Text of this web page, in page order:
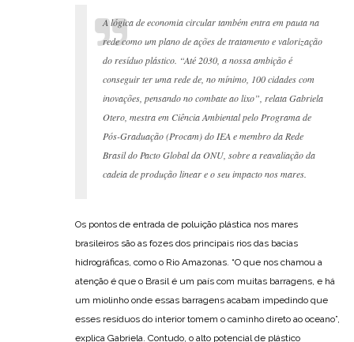
A lógica de economia circular também entra em pauta na
rede como um plano de ações de tratamento e valorização
do resíduo plástico. “Até 2030, a nossa ambição é
conseguir ter uma rede de, no mínimo, 100 cidades com
inovações, pensando no combate ao lixo”, relata Gabriela
Otero, mestra em Ciência Ambiental pelo Programa de
Pós-Graduação (Procam) do IEA e membro da Rede
Brasil do Pacto Global da ONU, sobre a reavaliação da
cadeia de produção linear e o seu impacto nos mares.
Os pontos de entrada de poluição plástica nos mares
brasileiros são as fozes dos principais rios das bacias
hidrográficas, como o Rio Amazonas. “O que nos chamou a
atenção é que o Brasil é um país com muitas barragens, e há
um miolinho onde essas barragens acabam impedindo que
esses resíduos do interior tomem o caminho direto ao oceano”,
explica Gabriela. Contudo, o alto potencial de plástico